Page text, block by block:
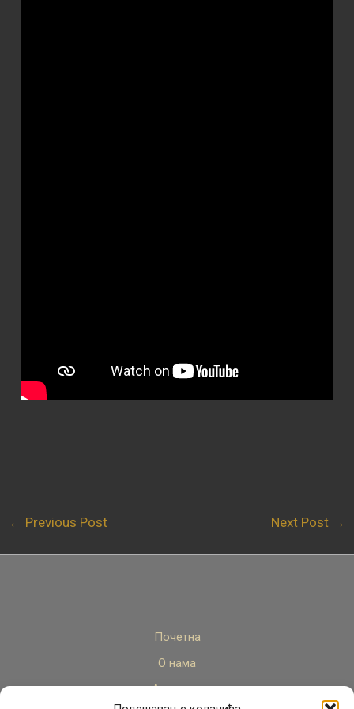
← Previous Post Next Post →
Почетна
О нама
Актуелно